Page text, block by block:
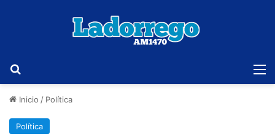
Inicio / Política
Política